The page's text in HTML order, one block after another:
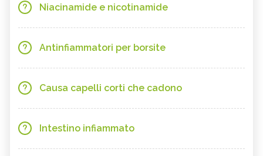
Niacinamide e nicotinamide
Antinfiammatori per borsite
Causa capelli corti che cadono
Intestino infiammato